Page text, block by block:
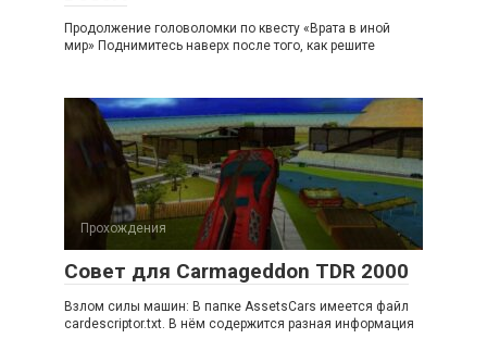
Продолжение головоломки по квесту «Врата в иной
мир» Поднимитесь наверх после того, как решите
Прохождения
Совет для Carmageddon TDR 2000
Взлом силы машин: В папке AssetsCars имеется файл
cardescriptor.txt. В нём содержится разная информация